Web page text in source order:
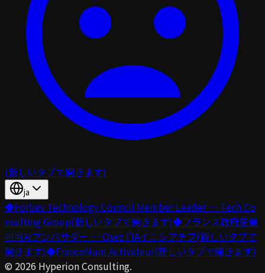
(新しいタブで開きます)
ja
◆Forbes Technology Council Member Leader — Tech Co
nsulting Group(新しいタブで開きます)◆フランス政府産業
担当AIアンバサダー — Osez l’IAイニシアチブ(新しいタブで
開きます)◆FranceNum Activateur(新しいタブで開きます)
© 2026 Hyperion Consulting.